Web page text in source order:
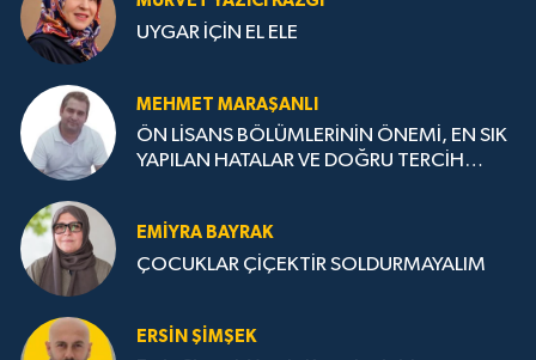
UYGAR İÇİN EL ELE
MEHMET MARAŞANLI
ÖN LİSANS BÖLÜMLERİNİN ÖNEMİ, EN SIK
YAPILAN HATALAR VE DOĞRU TERCİH
EMIYRA BAYRAK
ÇOCUKLAR ÇİÇEKTİR SOLDURMAYALIM
ERSIN ŞIMŞEK